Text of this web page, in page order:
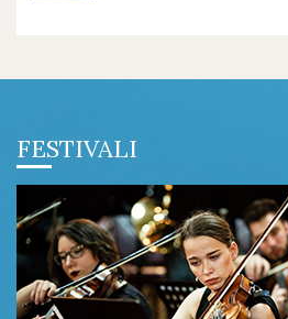
FESTIVALI